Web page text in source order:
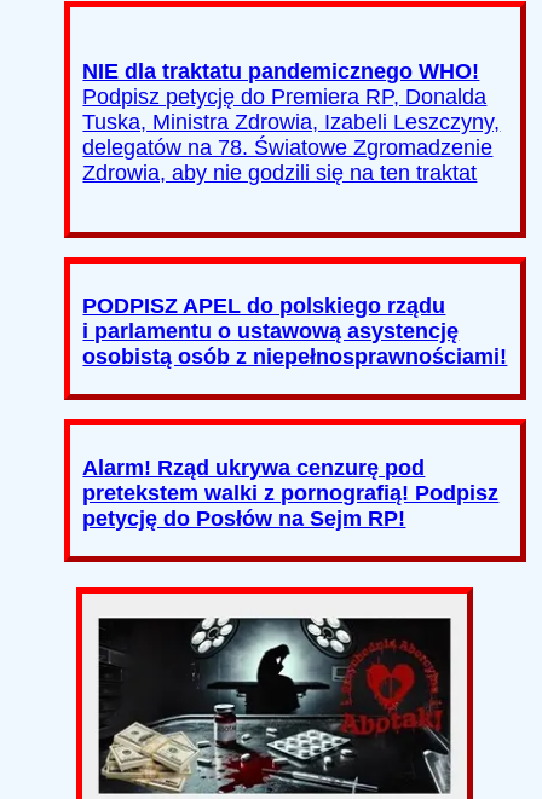
NIE dla traktatu pandemicznego WHO!
Podpisz petycję do Premiera RP, Donalda
Tuska, Ministra Zdrowia, Izabeli Leszczyny,
delegatów na 78. Światowe Zgromadzenie
Zdrowia, aby nie godzili się na ten traktat
PODPISZ APEL do polskiego rządu
i parlamentu o ustawową asystencję
osobistą osób z niepełnosprawnościami!
Alarm! Rząd ukrywa cenzurę pod
pretekstem walki z pornografią! Podpisz
petycję do Posłów na Sejm RP!